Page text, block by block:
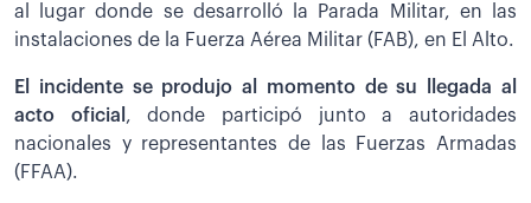
al lugar donde se desarrolló la Parada Militar, en las
instalaciones de la Fuerza Aérea Militar (FAB), en El Alto.
El incidente se produjo al momento de su llegada al
acto oficial , donde participó junto a autoridades
nacionales y representantes de las Fuerzas Armadas
(FFAA).